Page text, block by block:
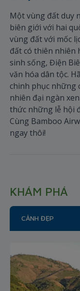
Một vùng đất duy
biên giới với hai
vùng đất với mốc
đất có thiên nhiên
sinh sống, Điện
văn hóa dân tộc.
chinh phục những
nhiên đại ngàn
thức những lễ hội
Cùng Bamboo
ngay thôi!
KHÁM PHÁ
CẢNH ĐẸP